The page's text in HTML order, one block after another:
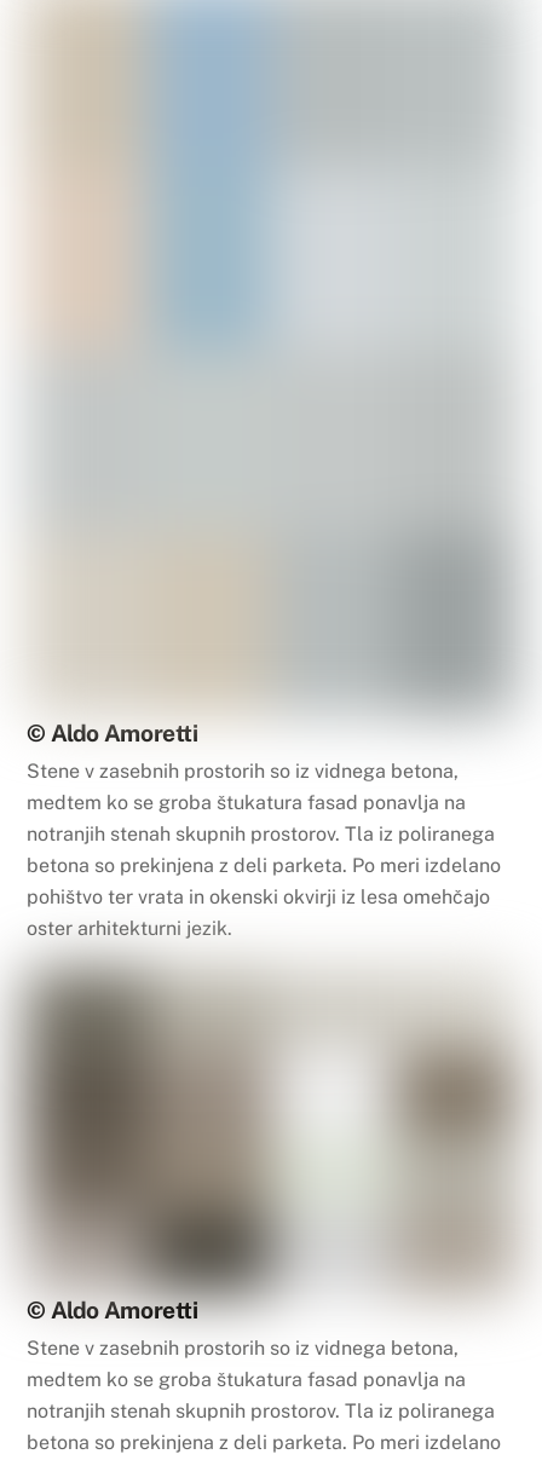
© Aldo Amoretti
Stene v zasebnih prostorih so iz vidnega betona,
medtem ko se groba štukatura fasad ponavlja na
notranjih stenah skupnih prostorov. Tla iz poliranega
betona so prekinjena z deli parketa. Po meri izdelano
pohištvo ter vrata in okenski okvirji iz lesa omehčajo
oster arhitekturni jezik.
© Aldo Amoretti
Stene v zasebnih prostorih so iz vidnega betona,
medtem ko se groba štukatura fasad ponavlja na
notranjih stenah skupnih prostorov. Tla iz poliranega
betona so prekinjena z deli parketa. Po meri izdelano